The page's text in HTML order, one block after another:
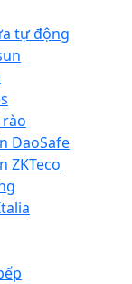
tự động
DaoSafe
ZKTeco